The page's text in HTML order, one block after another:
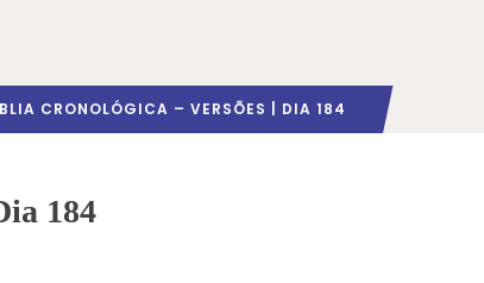
CRONOLÓGICA – VERSÕES | DIA 184
184